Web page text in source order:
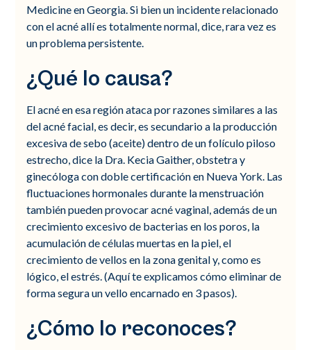
Medicine en Georgia. Si bien un incidente relacionado
con el acné allí es totalmente normal, dice, rara vez es
un problema persistente.
¿Qué lo causa?
El acné en esa región ataca por razones similares a las
del acné facial, es decir, es secundario a la producción
excesiva de sebo (aceite) dentro de un folículo piloso
estrecho, dice la Dra. Kecia Gaither, obstetra y
ginecóloga con doble certificación en Nueva York. Las
fluctuaciones hormonales durante la menstruación
también pueden provocar acné vaginal, además de un
crecimiento excesivo de bacterias en los poros, la
acumulación de células muertas en la piel, el
crecimiento de vellos en la zona genital y, como es
lógico, el estrés. (Aquí te explicamos cómo eliminar de
forma segura un vello encarnado en 3 pasos).
¿Cómo lo reconoces?